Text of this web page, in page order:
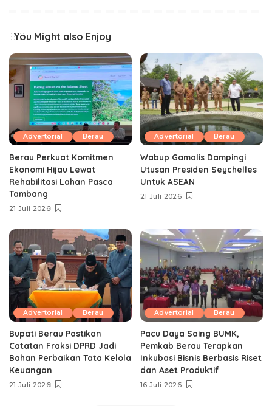
You Might also Enjoy
Advertorial Berau
Berau Perkuat Komitmen
Ekonomi Hijau Lewat
Rehabilitasi Lahan Pasca
Tambang
21 Juli 2026
Advertorial Berau
Wabup Gamalis Dampingi
Utusan Presiden Seychelles
Untuk ASEAN
21 Juli 2026
Advertorial Berau
Bupati Berau Pastikan
Catatan Fraksi DPRD Jadi
Bahan Perbaikan Tata Kelola
Keuangan
21 Juli 2026
Advertorial Berau
Pacu Daya Saing BUMK,
Pemkab Berau Terapkan
Inkubasi Bisnis Berbasis Riset
dan Aset Produktif ‎
16 Juli 2026